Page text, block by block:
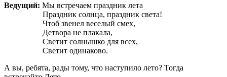
Ведущий: Мы встречаем праздник лета
Праздник солнца, праздник света!
Чтоб звенел веселый смех,
Детвора не плакала,
Светит солнышко для всех,
Светит одинаково.
А вы, ребята, рады тому, что наступило лето? Тогда